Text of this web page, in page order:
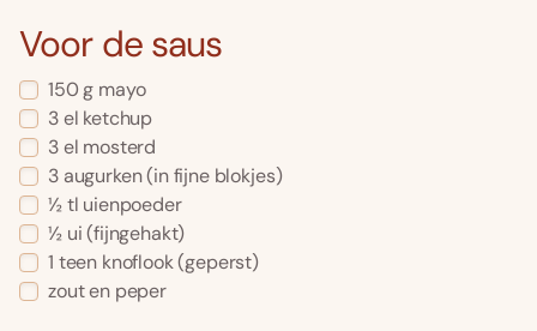
Voor de saus
150 g mayo
3 el ketchup
3 el mosterd
3 augurken (in fijne blokjes)
½ tl uienpoeder
½ ui (fijngehakt)
1 teen knoflook (geperst)
zout en peper